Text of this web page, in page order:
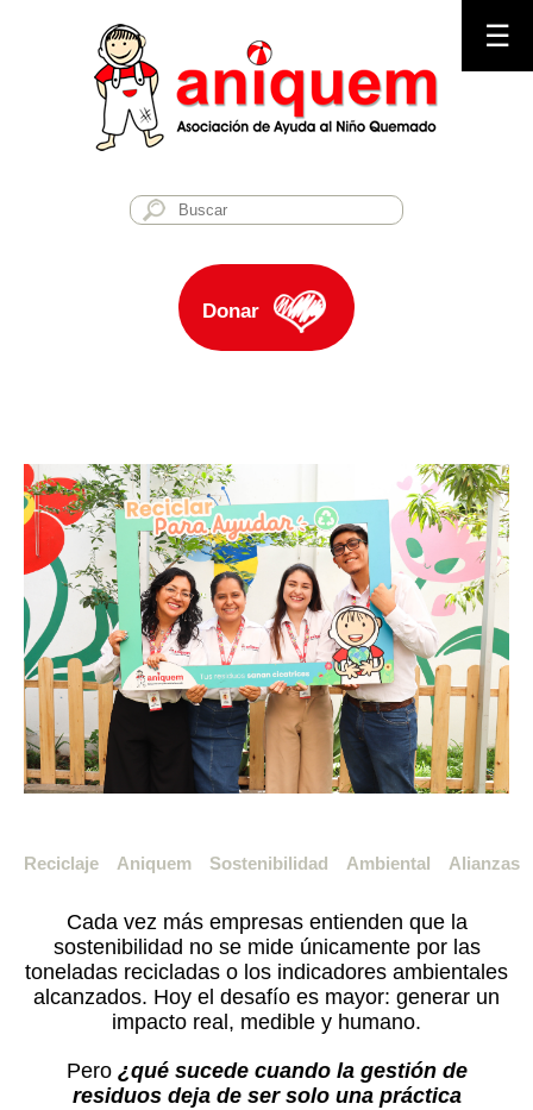
☰
Donar
Reciclaje Aniquem Sostenibilidad Ambiental Alianzas
Cada vez más empresas entienden que la
sostenibilidad no se mide únicamente por las
toneladas recicladas o los indicadores ambientales
alcanzados. Hoy el desafío es mayor: generar un
impacto real, medible y humano.
Pero ¿qué sucede cuando la gestión de
residuos deja de ser solo una práctica